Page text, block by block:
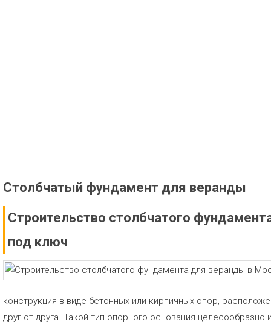
Столбчатый фундамент для веранды
Строительство столбчатого
под ключ
конструкция в виде бетонных или кирпичных опор,
друг от друга. Такой тип опорного основания целесообразно